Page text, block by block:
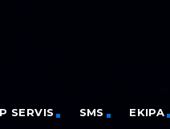
SERVIS SMS EKIPA